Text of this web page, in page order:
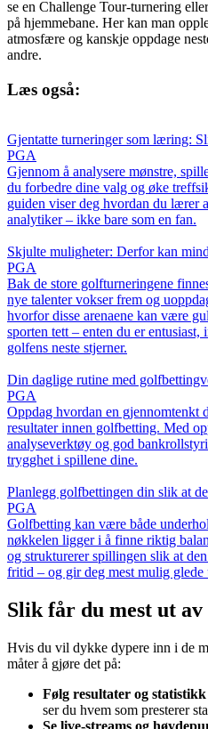
se en Challenge Tour-turnering
på hjemmebane. Her kan man
atmosfære og kanskje oppdage
andre.
Læs også:
Gjentatte turneringer som læring:
PGA
Gjennom å analysere mønstre,
du forbedre dine valg og øke
guiden viser deg hvordan du lærer
analytiker – ikke bare som en fan.
Skjulte muligheter: Derfor kan
PGA
Bak de store golfturneringene
nye talenter vokser frem og
hvorfor disse arenaene kan være
sporten tett – enten du er
golfens neste stjerner.
Din daglige rutine med
PGA
Oppdag hvordan en gjennomtenkt
resultater innen golfbetting. Med
analyseverktøy og god
trygghet i spillene dine.
Planlegg golfbettingen din slik at
PGA
Golfbetting kan være både
nøkkelen ligger i å finne riktig
og strukturerer spillingen slik at
fritid – og gir deg mest mulig glede
Slik får du mest ut
Hvis du vil dykke dypere inn i de
måter å gjøre det på:
Følg resultater og statistikk
ser du hvem som presterer